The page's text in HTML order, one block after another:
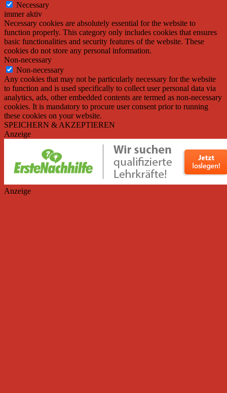
Necessary
immer aktiv
Necessary cookies are absolutely essential for the website to
function properly. This category only includes cookies that ensures
basic functionalities and security features of the website. These
cookies do not store any personal information.
Non-necessary
Non-necessary
Any cookies that may not be particularly necessary for the website
to function and is used specifically to collect user personal data via
analytics, ads, other embedded contents are termed as non-necessary
cookies. It is mandatory to procure user consent prior to running
these cookies on your website.
SPEICHERN & AKZEPTIEREN
Anzeige
Anzeige